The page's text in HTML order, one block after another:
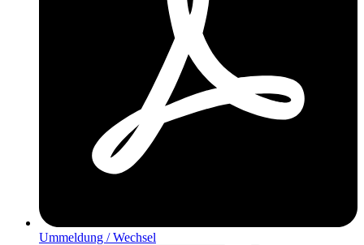
Ummeldung / Wechsel